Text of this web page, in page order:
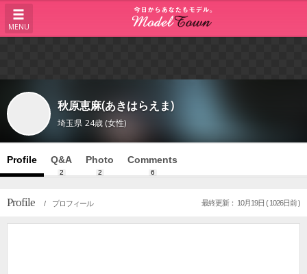
MENU
秋原恵麻(あきはらえま)
埼玉県 24歳 (女性)
Profile Q&A
2
Photo
2
Comments
6
Profile / プロフィール 最終更新： 10月19日 ( 1026日前 )